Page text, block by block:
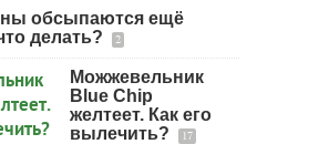
обсыпаются ещё
делать?
2
Можжевельник
Blue Chip
желтеет. Как его
вылечить?
17